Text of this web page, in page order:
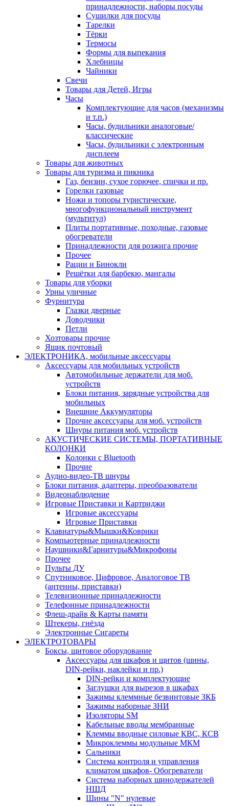
принадлежности, наборы посуды
Сушилки для посуды
Тарелки
Тёрки
Термосы
Формы для выпекания
Хлебницы
Чайники
Свечи
Товары для Детей, Игры
Часы
Комплектующие для часов (механизмы
и т.п.)
Часы, будильники аналоговые/
классические
Часы, будильники с электронным
дисплеем
Товары для животных
Товары для туризма и пикника
Газ, бензин, сухое горючее, спички и пр.
Горелки газовые
Ножи и топоры туристические,
многофункциональный инструмент
(мультитул)
Плиты портативные, походные, газовые
обогреватели
Принадлежности для розжига прочие
Прочее
Рации и Бинокли
Решётки для барбекю, мангалы
Товары для уборки
Урны уличные
Фурнитура
Глазки дверные
Доводчики
Петли
Хозтовары прочие
Ящик почтовый
ЭЛЕКТРОНИКА, мобильные аксессуары
Аксессуары для мобильных устройств
Автомобильные держатели для моб.
устройств
Блоки питания, зарядные устройства для
мобильных
Внешние Аккумуляторы
Прочие аксессуары для моб. устройств
Шнуры питания моб. устройств
АКУСТИЧЕСКИЕ СИСТЕМЫ, ПОРТАТИВНЫЕ
КОЛОНКИ
Колонки с Bluetooth
Прочие
Аудио-видео-ТВ шнуры
Блоки питания, адаптеры, преобразователи
Видеонаблюдение
Игровые Приставки и Картриджи
Игровые аксессуары
Игровые Приставки
Клавиатуры&Мышки&Коврики
Компьютерные принадлежности
Наушники&Гарнитуры&Микрофоны
Прочее
Пульты ДУ
Спутниковое, Цифровое, Аналоговое ТВ
(антенны, приставки)
Телевизионные принадлежности
Телефонные принадлежности
Флеш-драйв & Карты памяти
Штекеры, гнёзда
Электронные Сигареты
ЭЛЕКТРОТОВАРЫ
Боксы, щитовое оборудование
Аксессуары для шкафов и щитов (шины,
DIN-рейки, наклейки и пр.)
DIN-рейки и комплектующие
Заглушки для вырезов в шкафах
Зажимы клеммные безвинтовые ЗКБ
Зажимы наборные ЗНИ
Изоляторы SM
Кабельные вводы мембранные
Клеммы вводные силовые КВС, КСВ
Микроклеммы модульные МКМ
Сальники
Система контроля и управления
климатом шкафов- Обогреватели
Система наборных шинодержателей
НШД
Шины "N" нулевые